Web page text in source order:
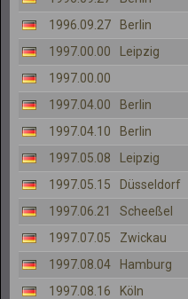
1996.09.27
Berlin
1997.00.00
Leipzig
1997.00.00
1997.04.00
Berlin
1997.04.10
Berlin
1997.05.08
Leipzig
1997.05.15
Düsseldorf
1997.06.21
Scheeßel
1997.07.05
Zwickau
1997.08.04
Hamburg
1997.08.16
Köln